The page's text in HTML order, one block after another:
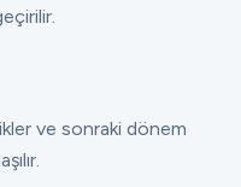
ve sonraki dönem